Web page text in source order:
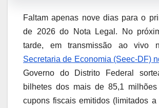
Faltam apenas nove dias para o
de 2026 do Nota Legal. No
tarde, em transmissão ao vivo
Secretaria de Economia (Seec-DF)
Governo do Distrito Federal
bilhetes dos mais de 85,1
cupons fiscais emitidos (limitados